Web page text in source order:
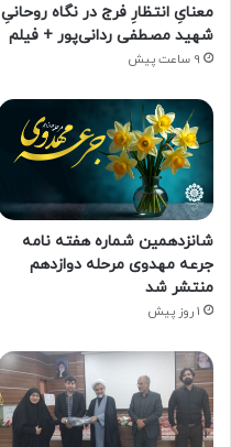
معنایِ انتظارِ فرج در نگاه روحانیِ
شهید مصطفی ردانی‌پور + فیلم
9 ساعت پیش
شانزدهمین شماره هفته‌ نامه
جرعه مهدوی مرحله دوازدهم
منتشر شد
1 روز پیش